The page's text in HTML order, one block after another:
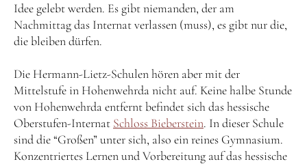
Idee gelebt werden. Es gibt niemanden, der am
Nachmittag das Internat verlassen (muss), es gibt nur die,
die bleiben dürfen.
Die Hermann-Lietz-Schulen hören aber mit der
Mittelstufe in Hohenwehrda nicht auf. Keine halbe Stunde
von Hohenwehrda entfernt befindet sich das hessische
Oberstufen-Internat Schloss Bieberstein. In dieser Schule
sind die “Großen” unter sich, also ein reines Gymnasium.
Konzentriertes Lernen und Vorbereitung auf das hessische